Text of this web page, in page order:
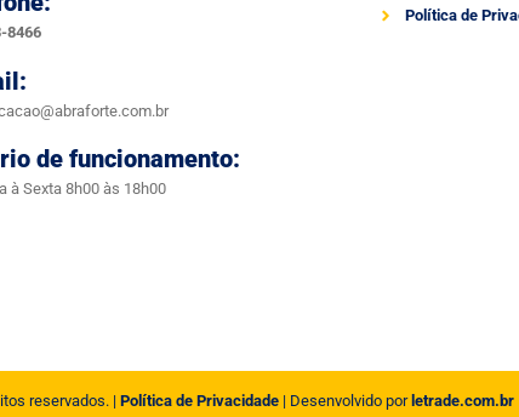
8466
de funcionamento:
à Sexta 8h00 às 18h00
Política de
reservados. | Política de Privacidade| Desenvolvido porletrade.com.br